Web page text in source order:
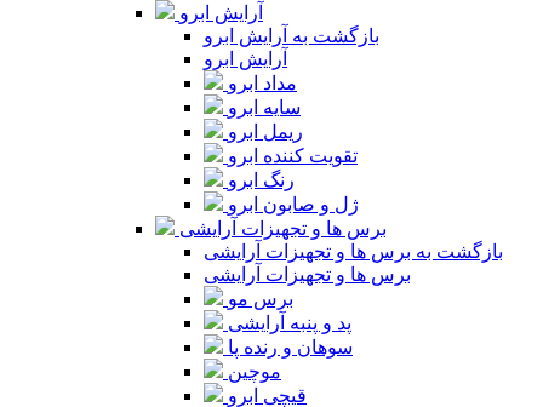
آرایش ابرو
بازگشت به آرایش ابرو
آرایش ابرو
مداد ابرو
سایه ابرو
ریمل ابرو
تقویت کننده ابرو
رنگ ابرو
ژل و صابون ابرو
برس ها و تجهیزات آرایشی
بازگشت به برس ها و تجهیزات آرایشی
برس ها و تجهیزات آرایشی
برس مو
پد و پنبه آرایشی
سوهان و رنده پا
موچین
قیچی ابرو